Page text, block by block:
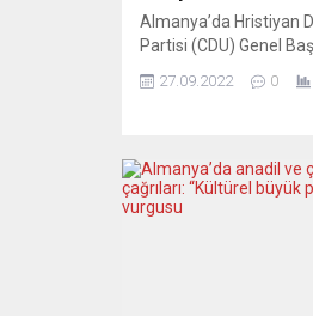
Almanya’da Hristiyan
Partisi (CDU) Genel
Merz’in savaştan
sığınan ve burada
oldu. Friedrich Merz,
televizyon kanalına
açıklamada, Ukraynalı
27.09.2022 0